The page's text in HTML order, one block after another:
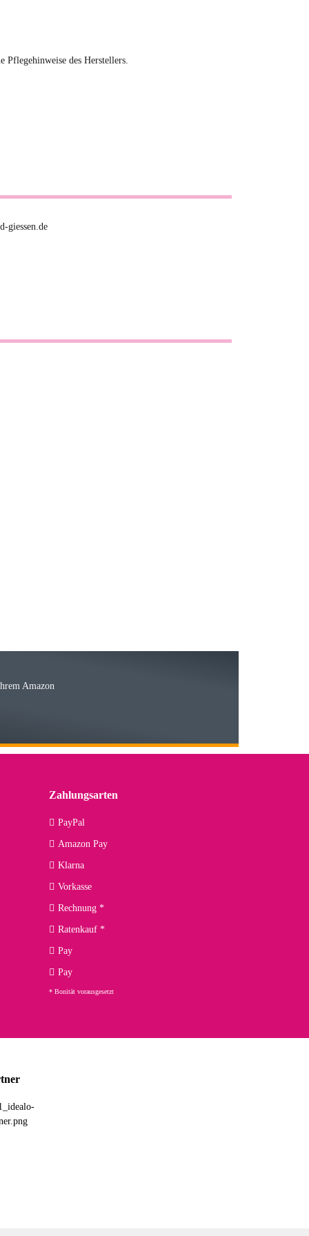
Pflegehinweise des Herstellers.
giessen.de
kommenden Jahren herausstellen. Spannend wird es falls
Amazon
Zahlungsarten
PayPal
Amazon Pay
Klarna
Vorkasse
Rechnung *
Ratenkauf *
Pay
Pay
* Bonität vorausgesetzt